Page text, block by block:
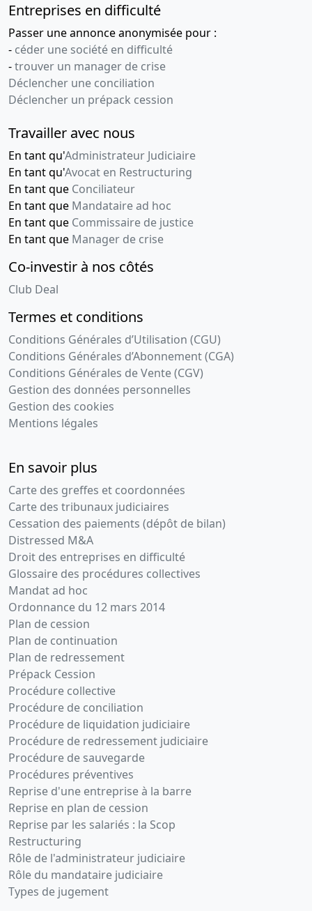
Entreprises en difficulté
Passer une annonce anonymisée pour :
- céder une société en difficulté
-trouver un manager de crise
Déclencher une conciliation
Déclencher un prépack cession
Travailler avec nous
En tant qu'Administrateur Judiciaire
En tant qu'Avocat en Restructuring
En tant que Conciliateur
En tant que Mandataire ad hoc
En tant que Commissaire de justice
En tant que Manager de crise
Co-investir à nos côtés
Club Deal
Termes et conditions
Conditions Générales d’Utilisation (CGU)
Conditions Générales d’Abonnement (CGA)
Conditions Générales de Vente (CGV)
Gestion des données personnelles
Gestion des cookies
Mentions légales
En savoir plus
Carte des greffes et coordonnées
Carte des tribunaux judiciaires
Cessation des paiements (dépôt de bilan)
Distressed M&A
Droit des entreprises en difficulté
Glossaire des procédures collectives
Mandat ad hoc
Ordonnance du 12 mars 2014
Plan de cession
Plan de continuation
Plan de redressement
Prépack Cession
Procédure collective
Procédure de conciliation
Procédure de liquidation judiciaire
Procédure de redressement judiciaire
Procédure de sauvegarde
Procédures préventives
Reprise d'une entreprise à la barre
Reprise en plan de cession
Reprise par les salariés : la Scop
Restructuring
Rôle de l'administrateur judiciaire
Rôle du mandataire judiciaire
Types de jugement